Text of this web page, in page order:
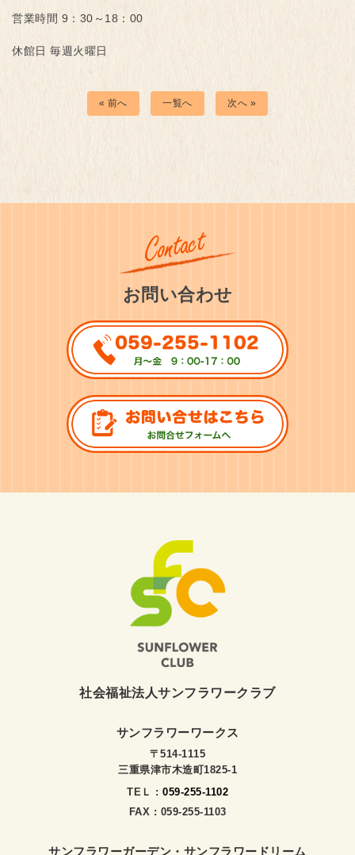
営業時間 9：30～18：00
休館日 毎週火曜日
« 前へ 一覧へ 次へ »
お問い合わせ
社会福祉法人サンフラワークラブ
サンフラワーワークス
〒514-1115
三重県津市木造町1825-1
TEＬ : 059-255-1102
FAX : 059-255-1103
サンフラワーガーデン・サンフラワードリーム